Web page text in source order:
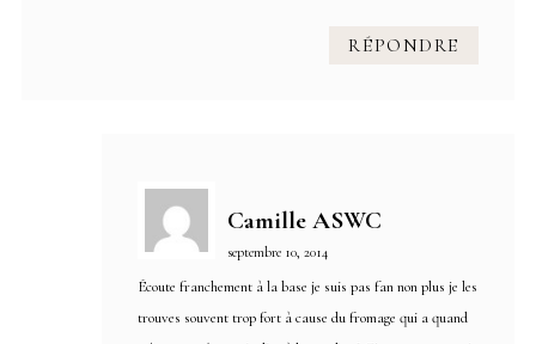
RÉPONDRE
Camille ASWC
septembre 10, 2014
Écoute franchement à la base je suis pas fan non plus je les
trouves souvent trop fort à cause du fromage qui a quand